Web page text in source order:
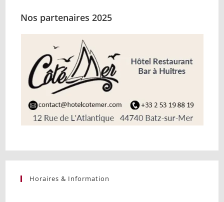
Nos partenaires 2025
Horaires & Information